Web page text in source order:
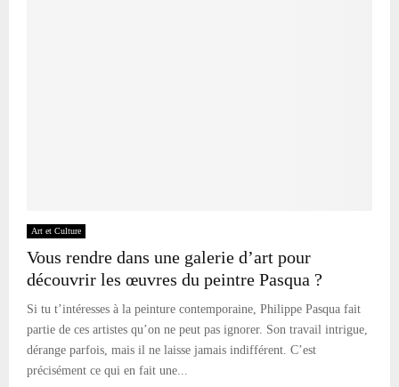
Art et Culture
Vous rendre dans une galerie d’art pour
découvrir les œuvres du peintre Pasqua ?
Si tu t’intéresses à la peinture contemporaine, Philippe Pasqua fait
partie de ces artistes qu’on ne peut pas ignorer. Son travail intrigue,
dérange parfois, mais il ne laisse jamais indifférent. C’est
précisément ce qui en fait une...